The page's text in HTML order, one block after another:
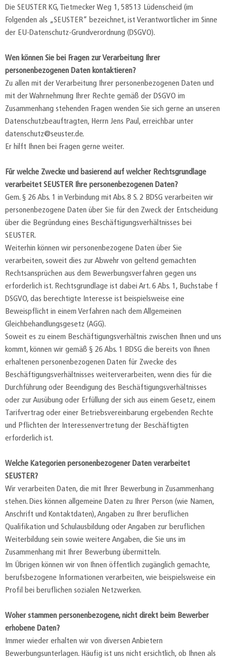
Die SEUSTER KG, Tietmecker Weg 1, 58513 Lüdenscheid (im
Folgenden als „SEUSTER“ bezeichnet, ist Verantwortlicher im Sinne
der EU-Datenschutz-Grundverordnung (DSGVO).
Wen können Sie bei Fragen zur Verarbeitung Ihrer
personenbezogenen Daten kontaktieren?
Zu allen mit der Verarbeitung Ihrer personenbezogenen Daten und
mit der Wahrnehmung Ihrer Rechte gemäß der DSGVO im
Zusammenhang stehenden Fragen wenden Sie sich gerne an unseren
Datenschutzbeauftragten, Herrn Jens Paul, erreichbar unter
datenschutz@seuster.de.
Er hilft Ihnen bei Fragen gerne weiter.
Für welche Zwecke und basierend auf welcher Rechtsgrundlage
verarbeitet SEUSTER Ihre personenbezogenen Daten?
Gem. § 26 Abs. 1 in Verbindung mit Abs. 8 S. 2 BDSG verarbeiten wir
personenbezogene Daten über Sie für den Zweck der Entscheidung
über die Begründung eines Beschäftigungsverhältnisses bei
SEUSTER.
Weiterhin können wir personenbezogene Daten über Sie
verarbeiten, soweit dies zur Abwehr von geltend gemachten
Rechtsansprüchen aus dem Bewerbungsverfahren gegen uns
erforderlich ist. Rechtsgrundlage ist dabei Art. 6 Abs. 1, Buchstabe f
DSGVO, das berechtigte Interesse ist beispielsweise eine
Beweispflicht in einem Verfahren nach dem Allgemeinen
Gleichbehandlungsgesetz (AGG).
Soweit es zu einem Beschäftigungsverhältnis zwischen Ihnen und uns
kommt, können wir gemäß § 26 Abs. 1 BDSG die bereits von Ihnen
erhaltenen personenbezogenen Daten für Zwecke des
Beschäftigungsverhältnisses weiterverarbeiten, wenn dies für die
Durchführung oder Beendigung des Beschäftigungsverhältnisses
oder zur Ausübung oder Erfüllung der sich aus einem Gesetz, einem
Tarifvertrag oder einer Betriebsvereinbarung ergebenden Rechte
und Pflichten der Interessenvertretung der Beschäftigten
erforderlich ist.
Welche Kategorien personenbezogener Daten verarbeitet
SEUSTER?
Wir verarbeiten Daten, die mit Ihrer Bewerbung in Zusammenhang
stehen. Dies können allgemeine Daten zu Ihrer Person (wie Namen,
Anschrift und Kontaktdaten), Angaben zu Ihrer beruflichen
Qualifikation und Schulausbildung oder Angaben zur beruflichen
Weiterbildung sein sowie weitere Angaben, die Sie uns im
Zusammenhang mit Ihrer Bewerbung übermitteln.
Im Übrigen können wir von Ihnen öffentlich zugänglich gemachte,
berufsbezogene Informationen verarbeiten, wie beispielsweise ein
Profil bei beruflichen sozialen Netzwerken.
Woher stammen personenbezogene, nicht direkt beim Bewerber
erhobene Daten?
Immer wieder erhalten wir von diversen Anbietern
Bewerbungsunterlagen. Häufig ist uns nicht ersichtlich, ob Ihnen als